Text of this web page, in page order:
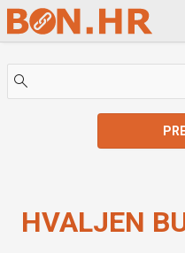
Skip to Main Content
HVALJEN